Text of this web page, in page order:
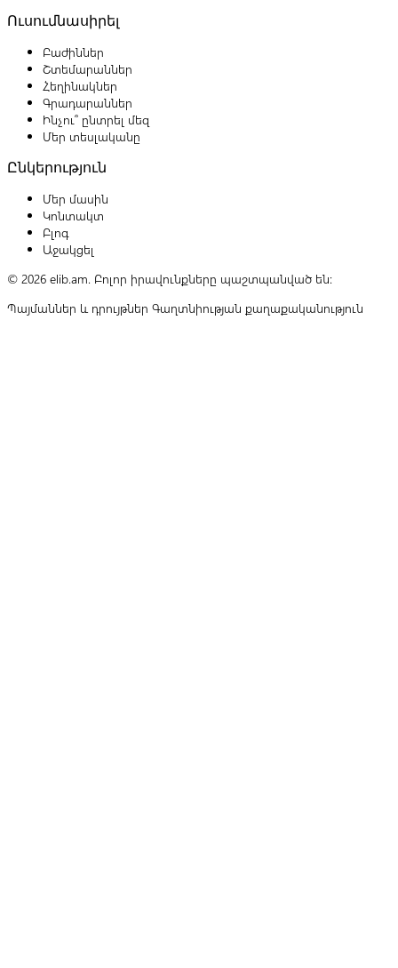
Ուսումնասիրել
Բաժիններ
Շտեմարաններ
Հեղինակներ
Գրադարաններ
Ինչու՞ ընտրել մեզ
Մեր տեսլականը
Ընկերություն
Մեր մասին
Կոնտակտ
Բլոգ
Աջակցել
© 2026 elib.am. Բոլոր իրավունքները պաշտպանված են:
Պայմաններ և դրույթներ Գաղտնիության քաղաքականություն